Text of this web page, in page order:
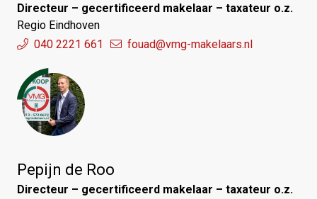
Directeur – gecertificeerd makelaar – taxateur o.z.
Regio Eindhoven
040 2221 661
fouad@vmg-makelaars.nl
Pepijn de Roo
Directeur – gecertificeerd makelaar – taxateur o.z.